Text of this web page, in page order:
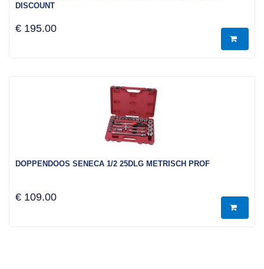
DISCOUNT
€ 195.00
DOPPENDOOS SENECA 1/2 25DLG METRISCH PROF
€ 109.00